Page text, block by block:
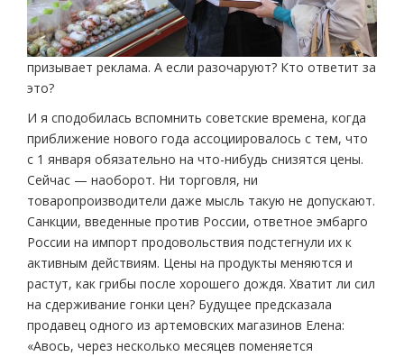
призывает реклама. А если разочаруют? Кто ответит за
это?
И я сподобилась вспомнить советские времена, когда
приближение нового года ассоциировалось с тем, что
с 1 января обязательно на что-нибудь снизятся цены.
Сейчас — наоборот. Ни торговля, ни
товаропроизводители даже мысль такую не допускают.
Санкции, введенные против России, ответное эмбарго
России на импорт продовольствия подстегнули их к
активным действиям. Цены на продукты меняются и
растут, как грибы после хорошего дождя. Хватит ли сил
на сдерживание гонки цен? Будущее предсказала
продавец одного из артемовских магазинов Елена:
«Авось, через несколько месяцев поменяется